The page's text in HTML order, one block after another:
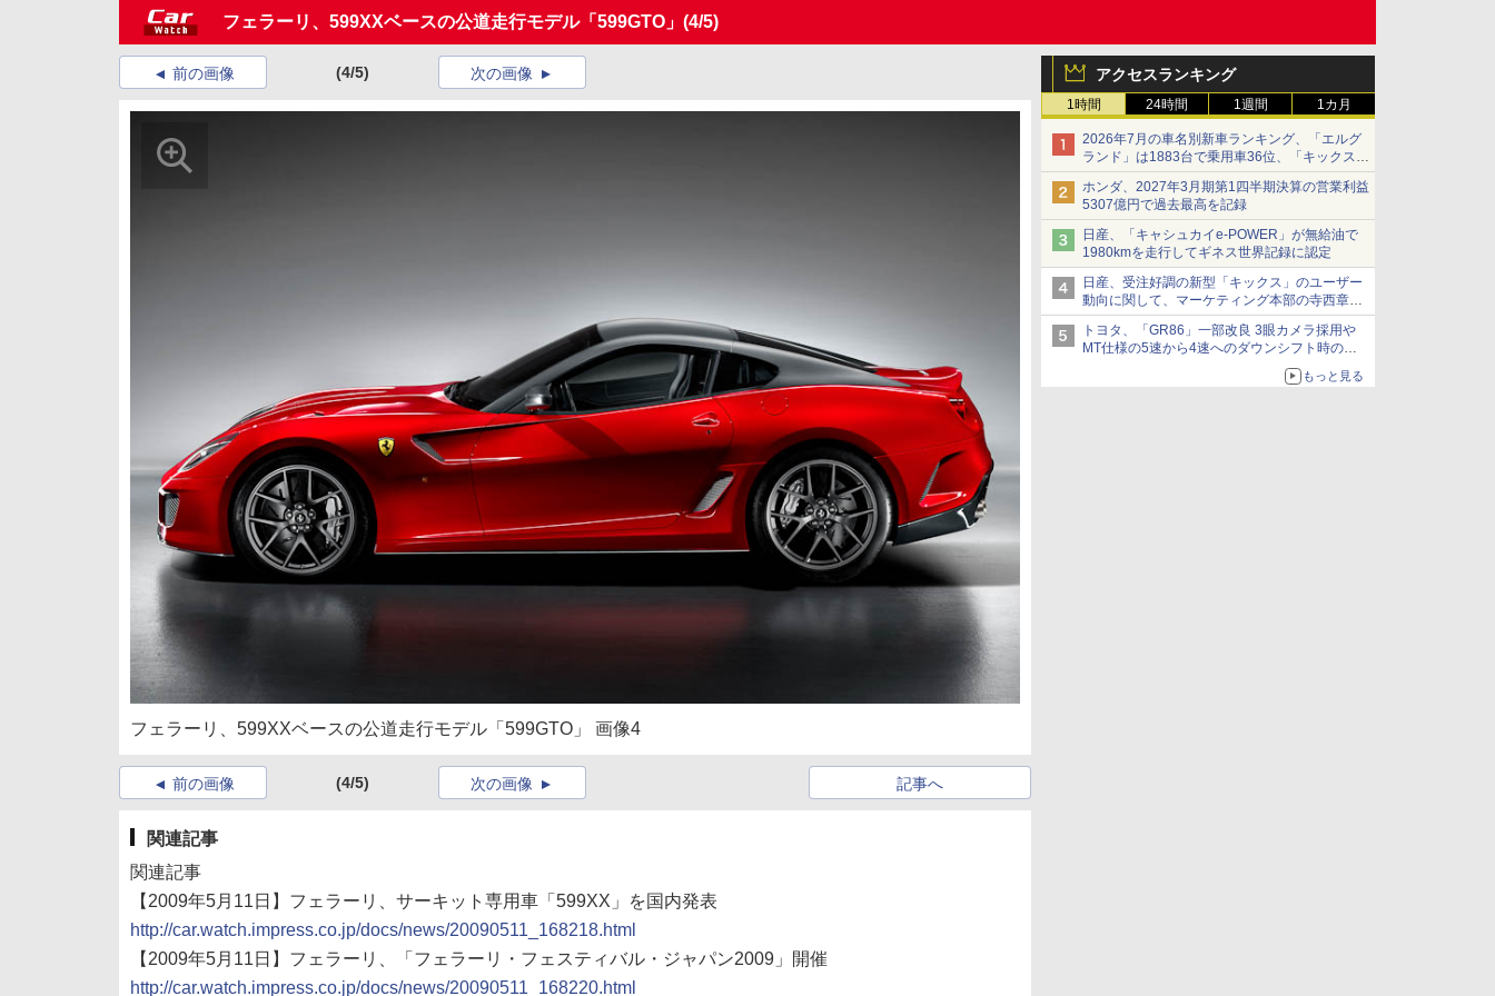
フェラーリ、599XXベースの公道走行モデル「599GTO」 (4/5)
アクセスランキング
1時間 24時間 1週間 1カ月
2026年7月の車名別新車ランキング、「エルグ
ランド」は1883台で乗用車36位、「キックス」
は2591台で27位に
ホンダ、2027年3月期第1四半期決算の営業利益
5307億円で過去最高を記録
日産、「キャシュカイe-POWER」が無給油で
1980kmを走行してギネス世界記録に認定
日産、受注好調の新型「キックス」のユーザー
動向に関して、マーケティング本部の寺西章氏
が解説
トヨタ、「GR86」一部改良 3眼カメラ採用や
MT仕様の5速から4速へのダウンシフト時の操
もっと見る
前の画像 (4/5) 次の画像
フェラーリ、599XXベースの公道走行モデル「599GTO」 画像4
前の画像 (4/5) 記事へ
次の画像
関連記事
関連記事
【2009年5月11日】フェラーリ、サーキット専用車「599XX」を国内発表
http://car.watch.impress.co.jp/docs/news/20090511_168218.html
【2009年5月11日】フェラーリ、「フェラーリ・フェスティバル・ジャパン2009」開催
http://car.watch.impress.co.jp/docs/news/20090511_168220.html